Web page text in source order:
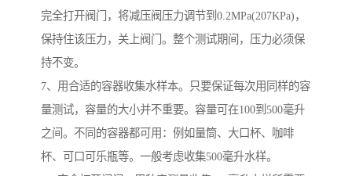
完全打开阀门，将减压阀压力调节到0.2MPa(207KPa)，
保持住该压力，关上阀门。整个测试期间，压力必须保
持不变。
7、用合适的容器收集水样本。只要保证每次用同样的容
量测试，容量的大小并不重要。容量可在100到500毫升
之间。不同的容器都可用：例如量筒、大口杯、咖啡
杯、可口可乐瓶等。一般考虑收集500毫升水样。